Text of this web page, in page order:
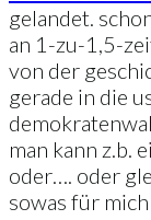
gelandet.
an 1-zu-1,5-
von der
gerade in die
man kann z.b.
oder…. oder
sowas für